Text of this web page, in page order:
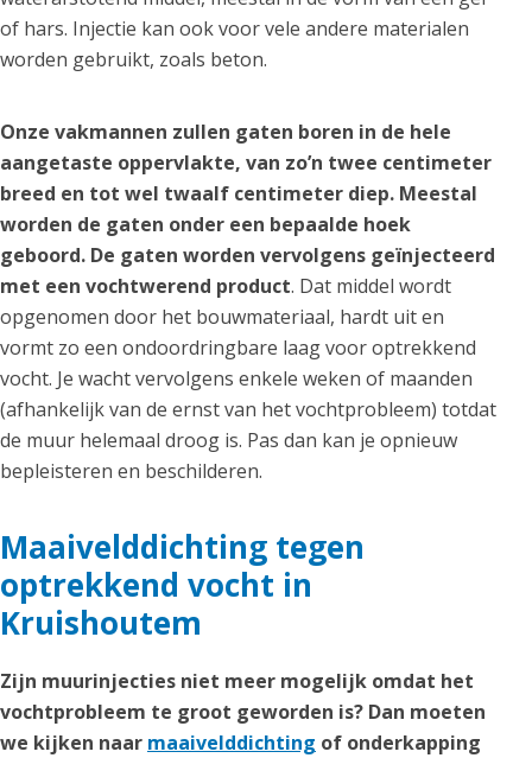
of hars. Injectie kan ook voor vele andere materialen
worden gebruikt, zoals beton.
Onze vakmannen zullen gaten boren in de hele
aangetaste oppervlakte, van zo’n twee centimeter
breed en tot wel twaalf centimeter diep. Meestal
worden de gaten onder een bepaalde hoek
geboord. De gaten worden vervolgens geïnjecteerd
met een vochtwerend product. Dat middel wordt
opgenomen door het bouwmateriaal, hardt uit en
vormt zo een ondoordringbare laag voor optrekkend
vocht. Je wacht vervolgens enkele weken of maanden
(afhankelijk van de ernst van het vochtprobleem) totdat
de muur helemaal droog is. Pas dan kan je opnieuw
bepleisteren en beschilderen.
Maaivelddichting tegen
optrekkend vocht in
Kruishoutem
Zijn muurinjecties niet meer mogelijk omdat het
vochtprobleem te groot geworden is? Dan moeten
we kijken naar maaivelddichting of onderkapping